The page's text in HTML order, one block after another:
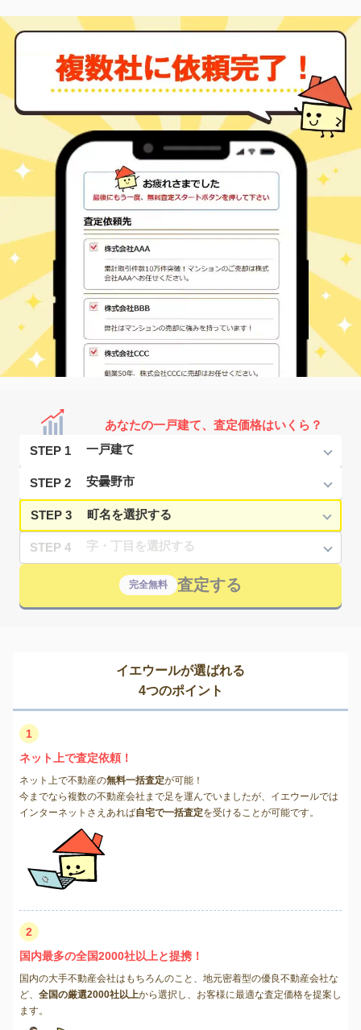
あなたの一戸建て、査定価格はいくら？
STEP 1
STEP 2
STEP 3
STEP 4
完全無料 査定する
イエウールが選ばれる
4つのポイント
1
ネット上で査定依頼！
ネット上で不動産の無料一括査定が可能！
今までなら複数の不動産会社まで足を運んでいましたが、イエウールでは
インターネットさえあれば自宅で一括査定を受けることが可能です。
2
国内最多の全国2000社以上と提携！
国内の大手不動産会社はもちろんのこと、地元密着型の優良不動産会社な
ど、 全国の厳選2000社以上から選択し、お客様に最適な査定価格を提案し
ます。